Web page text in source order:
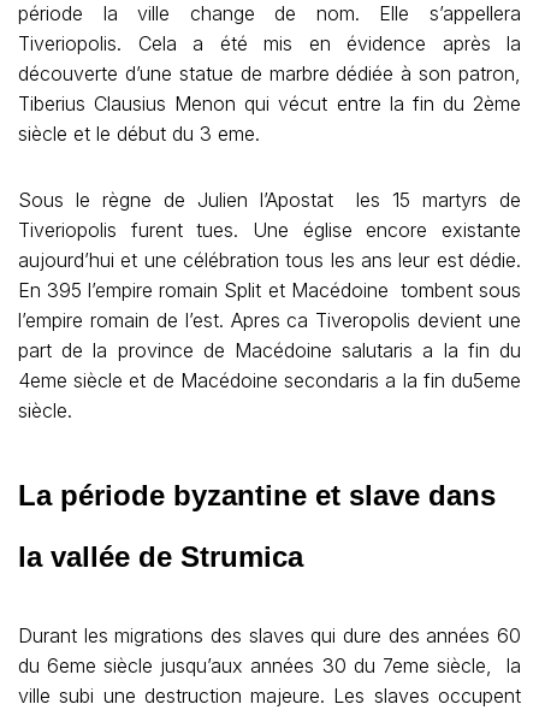
période la ville change de nom. Elle s’appellera
Tiveriopolis. Cela a été mis en évidence après la
découverte d’une statue de marbre dédiée à son patron,
Tiberius Clausius Menon qui vécut entre la fin du 2ème
siècle et le début du 3 eme.
Sous le règne de Julien l’Apostat les 15 martyrs de
Tiveriopolis furent tues. Une église encore existante
aujourd’hui et une célébration tous les ans leur est dédie.
En 395 l’empire romain Split et Macédoine tombent sous
l’empire romain de l’est. Apres ca Tiveropolis devient une
part de la province de Macédoine salutaris a la fin du
4eme siècle et de Macédoine secondaris a la fin du5eme
siècle.
La période byzantine et slave dans
la vallée de Strumica
Durant les migrations des slaves qui dure des années 60
du 6eme siècle jusqu’aux années 30 du 7eme siècle, la
ville subi une destruction majeure. Les slaves occupent